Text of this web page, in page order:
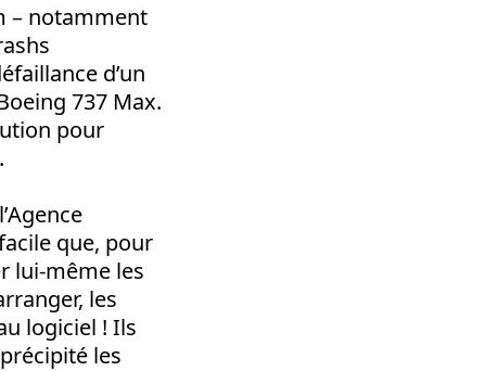
– notamment
d’un
737 Max.
pour
que, pour
lui-même les
les
logiciel ! Ils
les